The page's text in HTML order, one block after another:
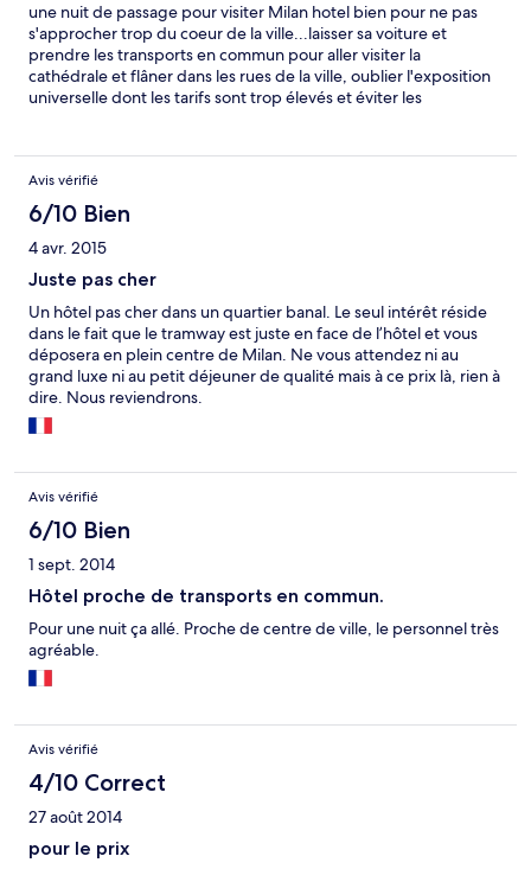
une nuit de passage pour visiter Milan hotel bien pour ne pas
s'approcher trop du coeur de la ville...laisser sa voiture et
prendre les transports en commun pour aller visiter la
cathédrale et flâner dans les rues de la ville, oublier l'exposition
universelle dont les tarifs sont trop élevés et éviter les
Avis vérifié
6/10 Bien
4 avr. 2015
Juste pas cher
Un hôtel pas cher dans un quartier banal. Le seul intérêt réside
dans le fait que le tramway est juste en face de l’hôtel et vous
déposera en plein centre de Milan. Ne vous attendez ni au
grand luxe ni au petit déjeuner de qualité mais à ce prix là, rien à
dire. Nous reviendrons.
Avis vérifié
6/10 Bien
1 sept. 2014
Hôtel proche de transports en commun.
Pour une nuit ça allé. Proche de centre de ville, le personnel très
agréable.
Avis vérifié
4/10 Correct
27 août 2014
pour le prix